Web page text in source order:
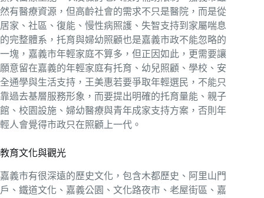
然有醫療資源，但高齡社會的需求不只是醫院，而是從
居家、社區、復能、慢性病照護、失智支持到家屬喘息
的完整體系，托育與婦幼照顧也是嘉義市政不能忽略的
一塊，嘉義市年輕家庭不算多，但正因如此，更需要讓
願意留在嘉義的年輕家庭有托育、幼兒照顧、學校、安
全通學與生活支持，王美惠若要爭取年輕選民，不能只
靠過去基層服務形象，而要提出明確的托育量能、親子
館、校園設施、婦幼醫療與青年成家支持方案，否則年
輕人會覺得市政只在照顧上一代。
教育文化與觀光
嘉義市有很深遠的歷史文化，包含木都歷史、阿里山門
戶、鐵道文化、嘉義公園、文化路夜市、老屋街區、嘉